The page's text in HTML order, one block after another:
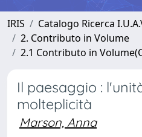
IRIS
Catalogo Ricerca
2. Contributo in Volume
2.1 Contributo in
Il paesaggio :
molteplicità
Marson, Anna